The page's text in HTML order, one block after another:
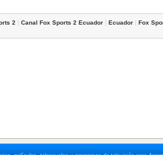
2 | Canal Fox Sports 2 Ecuador | Ecuador | Fox